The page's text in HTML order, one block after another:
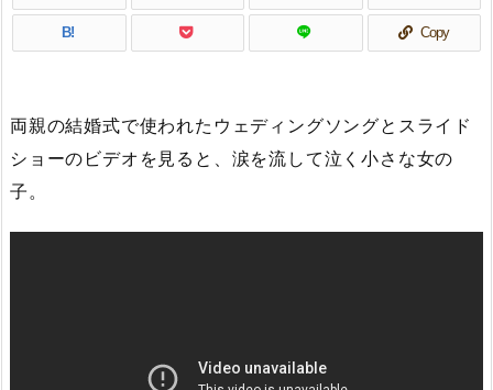
B! Copy
両親の結婚式で使われたウェディングソングとスライド
ショーのビデオを見ると、涙を流して泣く小さな女の
子。